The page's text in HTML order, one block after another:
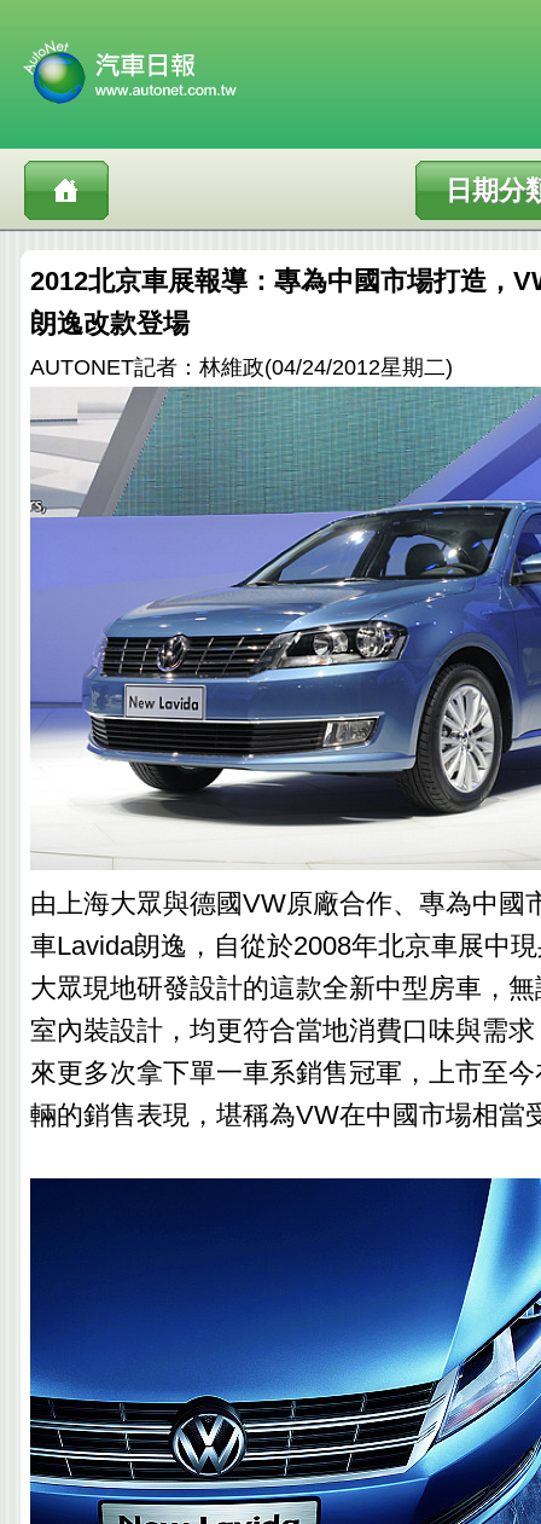
日期分
2012北京車展報導：專為中國市場打造，
朗逸改款登場
AUTONET記者：林維政(04/24/2012星期二)
由上海大眾與德國VW原廠合作、專為中國
車Lavida朗逸，自從於2008年北京車展中
大眾現地研發設計的這款全新中型房車，
室內裝設計，均更符合當地消費口味與需
來更多次拿下單一車系銷售冠軍，上市至
輛的銷售表現，堪稱為VW在中國市場相當